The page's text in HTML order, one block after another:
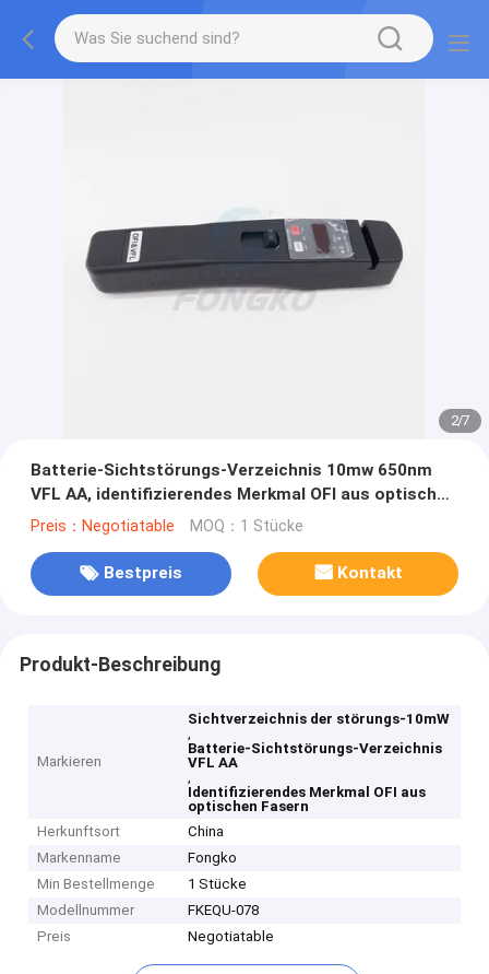
3/7
Batterie-Sichtstörungs-Verzeichnis 10mw 650nm
VFL AA, identifizierendes Merkmal OFI aus optischen
Fasern
Preis：Negotiatable MOQ：1 Stücke
Bestpreis Kontakt
Produkt-Beschreibung
Markieren
Sichtverzeichnis der störungs-10mW
,
Batterie-Sichtstörungs-Verzeichnis
VFL AA
,
Identifizierendes Merkmal OFI aus
optischen Fasern
Herkunftsort
China
Markenname
Fongko
Min Bestellmenge
1 Stücke
Modellnummer
FKEQU-078
Preis
Negotiatable